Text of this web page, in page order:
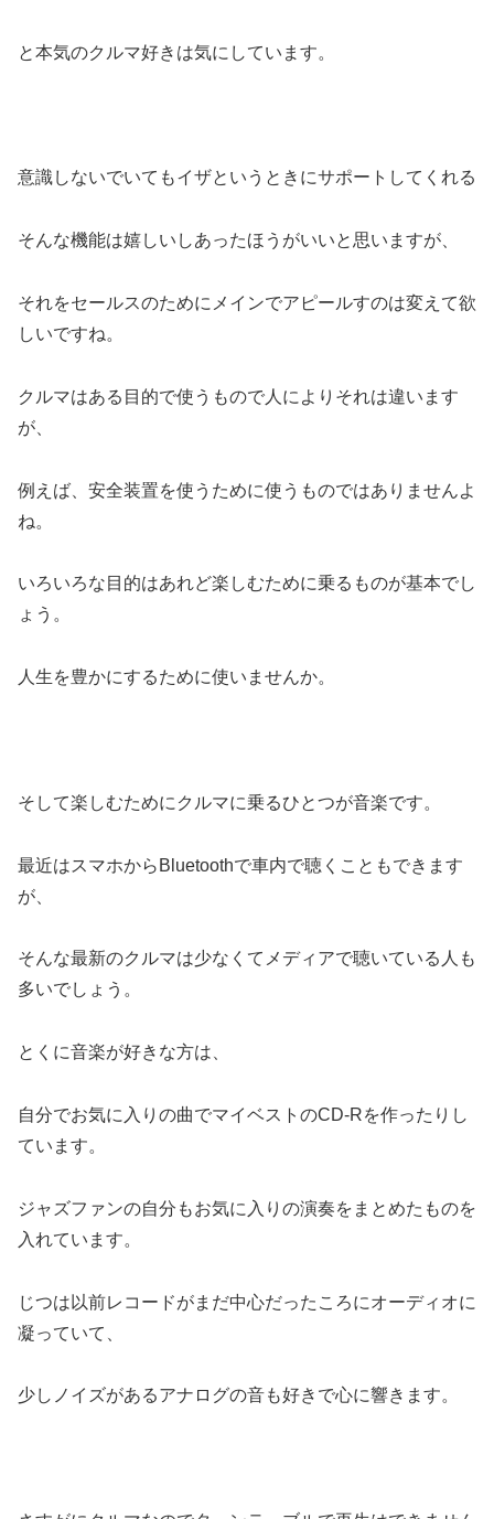
と本気のクルマ好きは気にしています。
意識しないでいてもイザというときにサポートしてくれる
そんな機能は嬉しいしあったほうがいいと思いますが、
それをセールスのためにメインでアピールすのは変えて欲
しいですね。
クルマはある目的で使うもので人によりそれは違います
が、
例えば、安全装置を使うために使うものではありませんよ
ね。
いろいろな目的はあれど楽しむために乗るものが基本でし
ょう。
人生を豊かにするために使いませんか。
そして楽しむためにクルマに乗るひとつが音楽です。
最近はスマホからBluetoothで車内で聴くこともできます
が、
そんな最新のクルマは少なくてメディアで聴いている人も
多いでしょう。
とくに音楽が好きな方は、
自分でお気に入りの曲でマイベストのCD-Rを作ったりし
ています。
ジャズファンの自分もお気に入りの演奏をまとめたものを
入れています。
じつは以前レコードがまだ中心だったころにオーディオに
凝っていて、
少しノイズがあるアナログの音も好きで心に響きます。